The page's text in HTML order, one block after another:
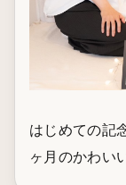
はじめての記
ヶ月のかわい